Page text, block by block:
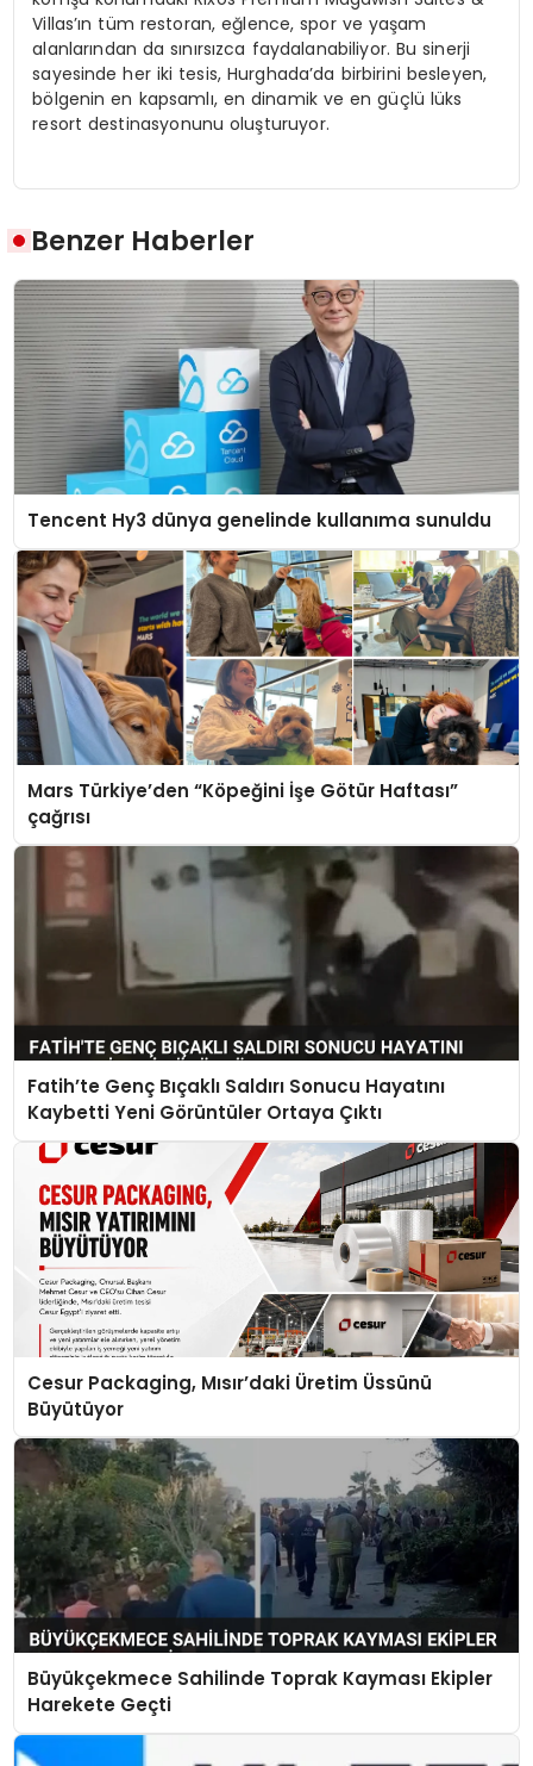
Villas’ın tüm restoran, eğlence, spor ve yaşam
alanlarından da sınırsızca faydalanabiliyor. Bu sinerji
sayesinde her iki tesis, Hurghada’da birbirini besleyen,
bölgenin en kapsamlı, en dinamik ve en güçlü lüks
resort destinasyonunu oluşturuyor.
Benzer Haberler
Tencent Hy3 dünya genelinde kullanıma sunuldu
Mars Türkiye’den “Köpeğini İşe Götür Haftası”
çağrısı
Fatih’te Genç Bıçaklı Saldırı Sonucu Hayatını
Kaybetti Yeni Görüntüler Ortaya Çıktı
Cesur Packaging, Mısır’daki Üretim Üssünü
Büyütüyor
Büyükçekmece Sahilinde Toprak Kayması Ekipler
Harekete Geçti